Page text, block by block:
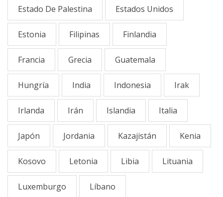
Estado De Palestina Estados Unidos
Estonia Filipinas Finlandia
Francia Grecia Guatemala
Hungría India Indonesia Irak
Irlanda Irán Islandia Italia
Japón Jordania Kazajistán Kenia
Kosovo Letonia Libia Lituania
Luxemburgo Líbano